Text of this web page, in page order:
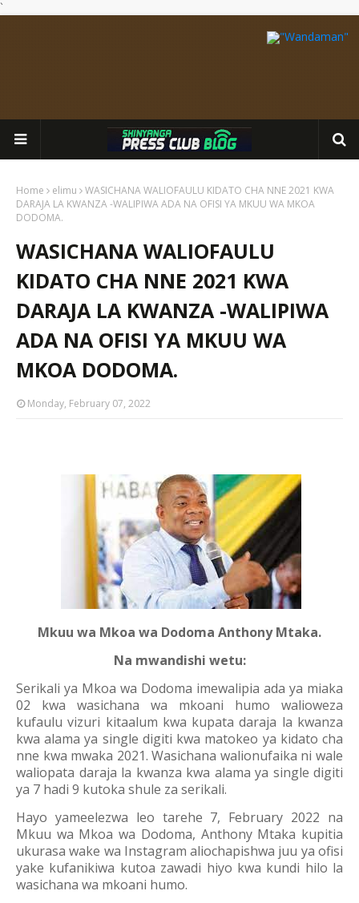
`
Home elimu
WASICHANA WALIOFAULU KIDATO CHA NNE 2021 KWA
DARAJA LA KWANZA -WALIPIWA ADA NA OFISI YA MKUU WA MKOA
DODOMA.
WASICHANA WALIOFAULU
KIDATO CHA NNE 2021 KWA
DARAJA LA KWANZA -WALIPIWA
ADA NA OFISI YA MKUU WA
MKOA DODOMA.
Monday, February 07, 2022
Mkuu wa Mkoa wa Dodoma Anthony Mtaka.
Na mwandishi wetu:
Serikali ya Mkoa wa Dodoma imewalipia ada ya miaka
02 kwa wasichana wa mkoani humo walioweza
kufaulu vizuri kitaalum kwa kupata daraja la kwanza
kwa alama ya single digiti kwa matokeo ya kidato cha
nne kwa mwaka 2021. Wasichana walionufaika ni wale
waliopata daraja la kwanza kwa alama ya single digiti
ya 7 hadi 9 kutoka shule za serikali.
Hayo yameelezwa leo tarehe 7, February 2022 na
Mkuu wa Mkoa wa Dodoma, Anthony Mtaka kupitia
ukurasa wake wa Instagram aliochapishwa juu ya ofisi
yake kufanikiwa kutoa zawadi hiyo kwa kundi hilo la
wasichana wa mkoani humo.